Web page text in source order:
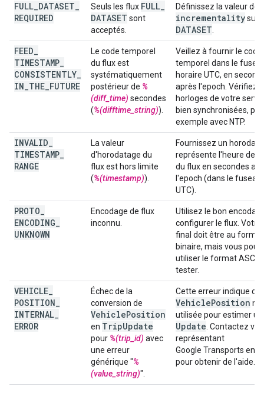
FULL DATASET
REQUIRED
Seuls les flux FULL
DATASET sont
acceptés.
Définissez la valeur de
incrementalitysur
DATASET
FEED
TIMESTAMP
CONSISTENTLY
IN THE FUTURE
Le code temporel
du flux est
systématiquement
postérieur de %
(diff_time) secondes
(%(difftime_string)).
Veillez à fournir le code
temporel dans le
horaire UTC, en
après l'epoch. Vérifiez
horloges de votre
bien synchronisées, par
exemple avec NTP.
INVALID
TIMESTAMP
RANGE
La valeur
d'horodatage du
flux est hors limite
(%(timestamp)).
Fournissez un
représente l'heure de
du flux en secondes
l'epoch (dans le fuseau
UTC).
PROTO
ENCODING
UNKNOWN
Encodage de flux
inconnu.
Utilisez le bon
configurer le flux. Votre
final doit être au format
binaire, mais vous
utiliser le format ASCII
tester.
VEHICLE
POSITION
INTERNAL
ERROR
Échec de la
conversion de
VehiclePosition
en TripUpdate
pour %(trip_id) avec
une erreur
générique "%
(value_string)".
Cette erreur indique
VehiclePosition
utilisée pour estimer un
Update . Contactez
représentant
Google Transports en
pour obtenir de l'aide.